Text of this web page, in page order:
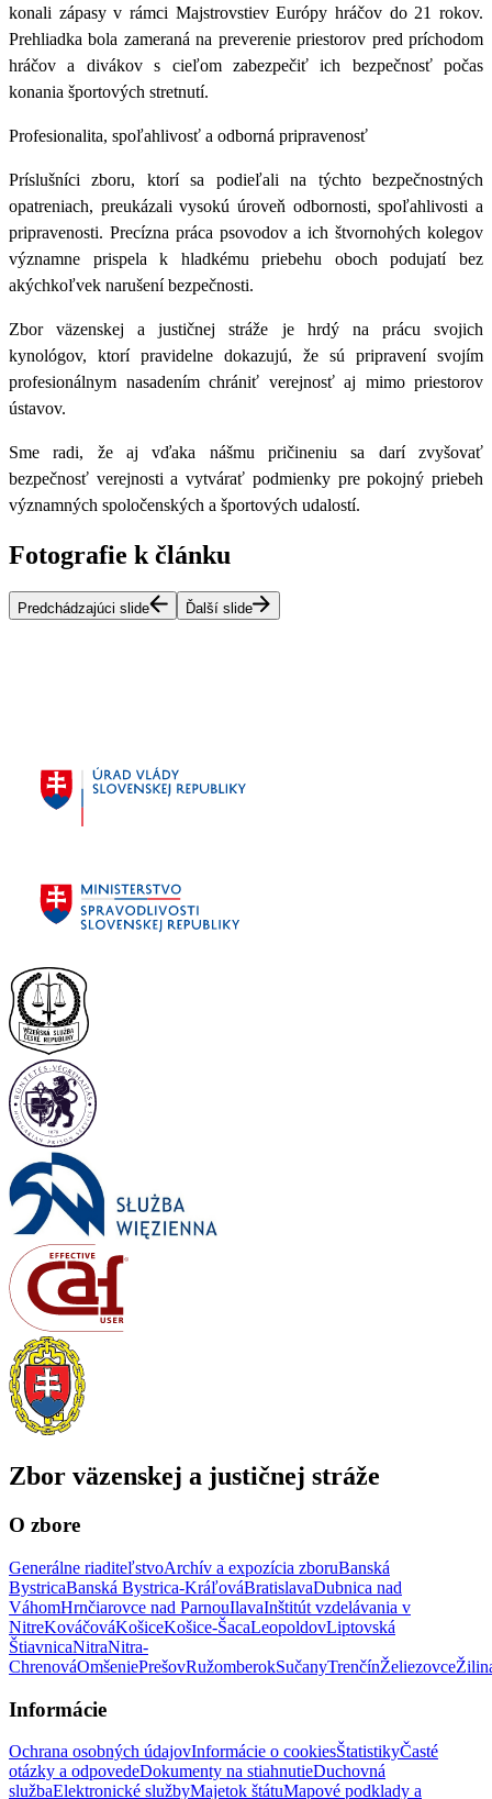
konali zápasy v rámci Majstrovstiev Európy hráčov do 21 rokov.
Prehliadka bola zameraná na preverenie priestorov pred príchodom
hráčov a divákov s cieľom zabezpečiť ich bezpečnosť počas
konania športových stretnutí.
Profesionalita, spoľahlivosť a odborná pripravenosť
Príslušníci zboru, ktorí sa podieľali na týchto bezpečnostných
opatreniach, preukázali vysokú úroveň odbornosti, spoľahlivosti a
pripravenosti. Precízna práca psovodov a ich štvornohých kolegov
významne prispela k hladkému priebehu oboch podujatí bez
akýchkoľvek narušení bezpečnosti.
Zbor väzenskej a justičnej stráže je hrdý na prácu svojich
kynológov, ktorí pravidelne dokazujú, že sú pripravení svojím
profesionálnym nasadením chrániť verejnosť aj mimo priestorov
ústavov.
Sme radi, že aj vďaka nášmu pričineniu sa darí zvyšovať
bezpečnosť verejnosti a vytvárať podmienky pre pokojný priebeh
významných spoločenských a športových udalostí.
Fotografie k článku
Predchádzajúci slide Ďalší slide
Zbor väzenskej a justičnej stráže
O zbore
Generálne riaditeľstvoArchív a expozícia zboruBanská
BystricaBanská Bystrica-KráľováBratislavaDubnica nad
VáhomHrnčiarovce nad ParnouIlavaInštitút vzdelávania v
NitreKováčováKošiceKošice-ŠacaLeopoldovLiptovská
ŠtiavnicaNitraNitra-
ChrenováOmšeniePrešovRužomberokSučanyTrenčínŽeliezovce
Informácie
Ochrana osobných údajovInformácie o cookiesŠtatistikyČasté
otázky a odpovedeDokumenty na stiahnutieDuchovná
službaElektronické službyMajetok štátuMapové podklady a